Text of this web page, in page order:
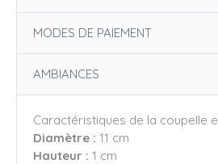
MODES DE PAIEMENT
AMBIANCES
Caractéristiques de la coupelle
Diamètre : 11 cm
Hauteur : 1 cm